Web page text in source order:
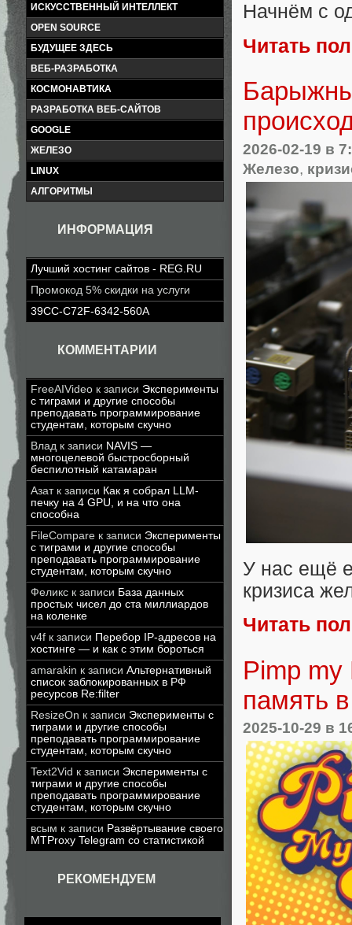
ИСКУССТВЕННЫЙ ИНТЕЛЛЕКТ
OPEN SOURCE
БУДУЩЕЕ ЗДЕСЬ
ВЕБ-РАЗРАБОТКА
КОСМОНАВТИКА
РАЗРАБОТКА ВЕБ-САЙТОВ
GOOGLE
ЖЕЛЕЗО
LINUX
АЛГОРИТМЫ
ИНФОРМАЦИЯ
Лучший хостинг сайтов - REG.RU
Промокод 5% скидки на услуги
39CC-C72F-6342-560A
КОММЕНТАРИИ
FreeAIVideo к записи Эксперименты
с тиграми и другие способы
преподавать программирование
студентам, которым скучно
Влад к записи NAVIS —
многоцелевой быстросборный
беспилотный катамаран
Азатк записи Как я собрал LLM-
печку на 4 GPU, и на что она
способна
FileCompare к записи Эксперименты
с тиграми и другие способы
преподавать программирование
студентам, которым скучно
Феликс к записи База данных
простых чисел до ста миллиардов
на коленке
v4f к записи Перебор IP-адресов на
хостинге — и как с этим бороться
amarakin к записи Альтернативный
список заблокированных в РФ
ресурсов Re:filter
ResizeOn к записи Эксперименты с
тиграми и другие способы
преподавать программирование
студентам, которым скучно
Text2Vid к записи Эксперименты с
тиграми и другие способы
преподавать программирование
студентам, которым скучно
всым к записи Развёртывание своего
MTProxy Telegram со статистикой
РЕКОМЕНДУЕМ
Начнём с
Читать
2026-02-19 в
Железо,
У нас ещё
кризиса
Читать
Pimp
память
2025-10-29 в